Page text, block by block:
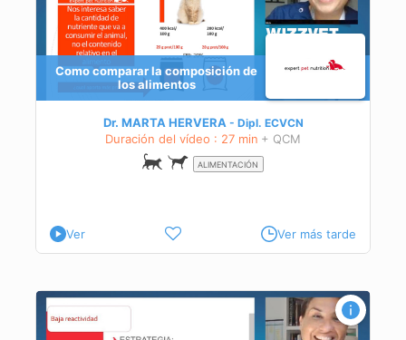
Como comparar la composición de
los alimentos
Dr. MARTA HERVERA Dipl. ECVCN
Duración del vídeo : 27 min + QCM
ALIMENTACIÓN
Ver Ver más tarde